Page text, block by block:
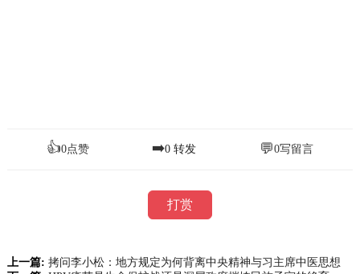
👍0点赞 ➡️0 转发 💬0写留言
打赏
上一篇: 拷问李小松：地方规定为何背离中央精神与习主席中医思想